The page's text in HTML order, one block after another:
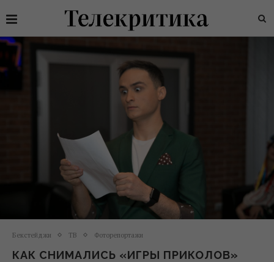
Бекстейджи ТВ Фоторепортажи
КАК СНИМАЛИСЬ «ИГРЫ ПРИКОЛОВ»